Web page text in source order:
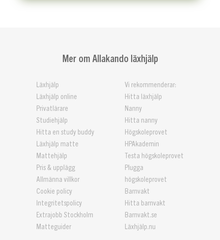
Mer om Allakando läxhjälp
Läxhjälp
Läxhjälp online
Privatlärare
Studiehjälp
Hitta en study buddy
Läxhjälp matte
Mattehjälp
Pris & upplägg
Allmänna villkor
Cookie policy
Integritetspolicy
Extrajobb Stockholm
Matteguider
Vi rekommenderar:
Hitta läxhjälp
Nanny
Hitta nanny
Högskoleprovet
HPAkademin
Testa högskoleprovet
Plugga
högskoleprovet
Barnvakt
Hitta barnvakt
Barnvakt.se
Läxhjälp.nu